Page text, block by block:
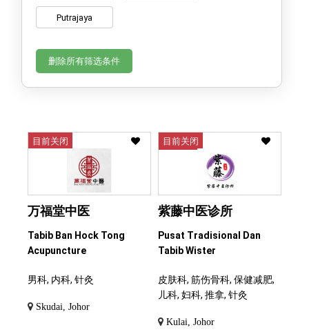
Putrajaya
删除所有筛选条件
目前关闭
万福堂中医
Tabib Ban Hock Tong
Acupuncture
男科, 内科, 针灸
Skudai, Johor
目前关闭
紫藤中医诊所
Pusat Tradisional Dan
Tabib Wister
皮肤科, 筋伤骨科, 保健减肥,
儿科, 妇科, 推拿, 针灸
Kulai, Johor